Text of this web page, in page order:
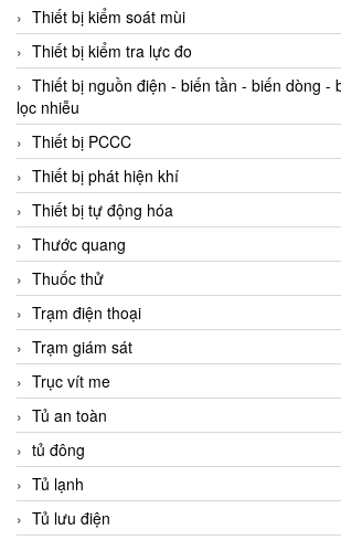
Thiết bị kiểm soát mùi
Thiết bị kiểm tra lực đo
Thiết bị nguồn điện - biến tần - biến dòng -
lọc nhiễu
Thiết bị PCCC
Thiết bị phát hiện khí
Thiết bị tự động hóa
Thước quang
Thuốc thử
Trạm điện thoại
Trạm giám sát
Trục vít me
Tủ an toàn
tủ đông
Tủ lạnh
Tủ lưu điện